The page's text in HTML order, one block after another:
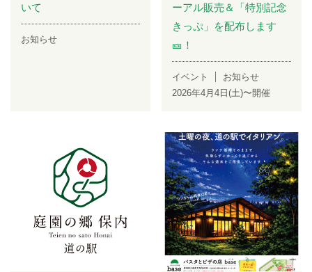
いて
お知らせ
ーアル販売＆「特別記念
きっぷ」を配布します
🎫！
イベント
お知らせ
2026年4月4日(土)〜開催